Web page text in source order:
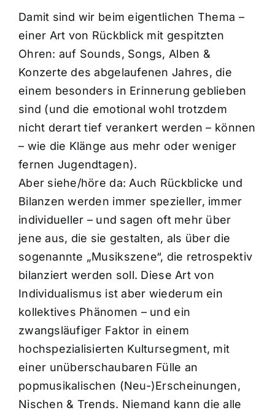
Damit sind wir beim eigentlichen Thema –
einer Art von Rückblick mit gespitzten
Ohren: auf Sounds, Songs, Alben &
Konzerte des abgelaufenen Jahres, die
einem besonders in Erinnerung geblieben
sind (und die emotional wohl trotzdem
nicht derart tief verankert werden – können
– wie die Klänge aus mehr oder weniger
fernen Jugendtagen).
Aber siehe/höre da: Auch Rückblicke und
Bilanzen werden immer spezieller, immer
individueller – und sagen oft mehr über
jene aus, die sie gestalten, als über die
sogenannte „Musikszene“, die retrospektiv
bilanziert werden soll. Diese Art von
Individualismus ist aber wiederum ein
kollektives Phänomen – und ein
zwangsläufiger Faktor in einem
hochspezialisierten Kultursegment, mit
einer unüberschaubaren Fülle an
popmusikalischen (Neu-)Erscheinungen,
Nischen & Trends. Niemand kann die alle